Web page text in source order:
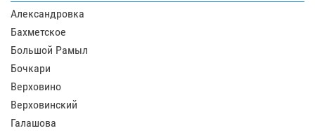
Александровка
Бахметское
Большой Рамыл
Бочкари
Верховино
Верховинский
Галашова